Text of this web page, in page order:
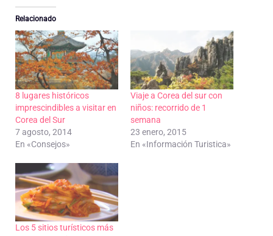
Relacionado
8 lugares históricos
imprescindibles a visitar en
Corea del Sur
7 agosto, 2014
En «Consejos»
Viaje a Corea del sur con
niños: recorrido de 1
semana
23 enero, 2015
En «Información Turistica»
Los 5 sitios turísticos más